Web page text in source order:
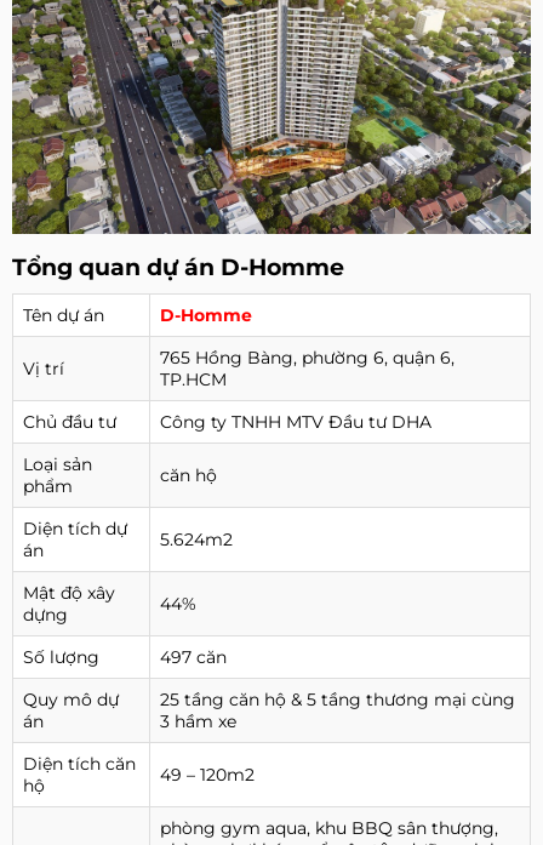
Tổng quan dự án D-Homme
Tên dự án D-Homme
Vị trí
765 Hồng Bàng, phường 6, quận 6,
TP.HCM
Chủ đầu tư
Công ty TNHH MTV Đầu tư DHA
Loại sản
phẩm
căn hộ
Diện tích dự
án
5.624m2
Mật độ xây
dựng
44%
Số lượng
497 căn
Quy mô dự
án
25 tầng căn hộ & 5 tầng thương mại cùng
3 hầm xe
Diện tích căn
hộ
49 – 120m2
phòng gym aqua, khu BBQ sân thượng,